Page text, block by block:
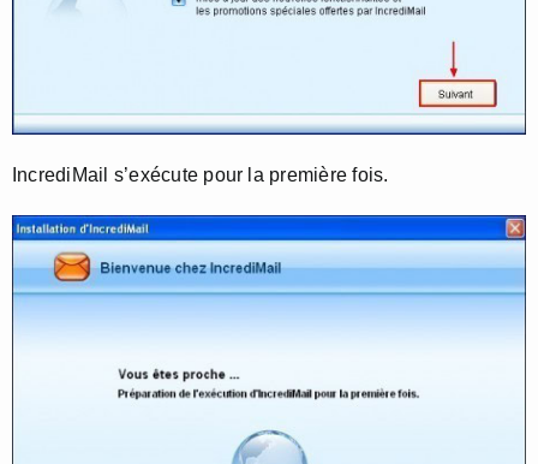
IncrediMail s’exécute pour la première fois.